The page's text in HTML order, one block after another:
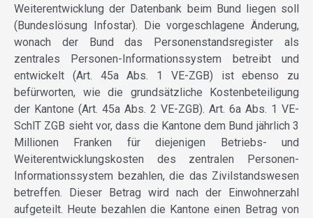
Weiterentwicklung der Datenbank beim Bund liegen soll
(Bundeslösung Infostar). Die vorgeschlagene Änderung,
wonach der Bund das Personenstandsregister als
zentrales Personen-Informationssystem betreibt und
entwickelt (Art. 45a Abs. 1 VE-ZGB) ist ebenso zu
befürworten, wie die grundsätzliche Kostenbeteiligung
der Kantone (Art. 45a Abs. 2 VE-ZGB). Art. 6a Abs. 1 VE-
SchlT ZGB sieht vor, dass die Kantone dem Bund jährlich 3
Millionen Franken für diejenigen Betriebs- und
Weiterentwicklungskosten des zentralen Personen-
Informationssystem bezahlen, die das Zivilstandswesen
betreffen. Dieser Betrag wird nach der Einwohnerzahl
aufgeteilt. Heute bezahlen die Kantone einen Betrag von